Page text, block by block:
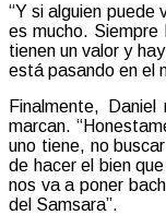
“Y si alguien
es mucho.
tienen un valor y
está pasando en el
Finalmente,
marcan.
uno tiene, no
de hacer el bien
nos va a poner
del Samsara”.